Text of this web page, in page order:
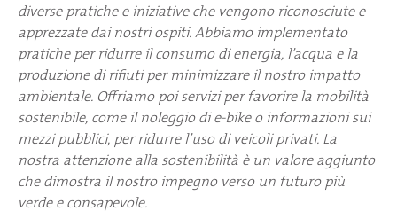
diverse pratiche e iniziative che vengono riconosciute e
apprezzate dai nostri ospiti. Abbiamo implementato
pratiche per ridurre il consumo di energia, l’acqua e la
produzione di rifiuti per minimizzare il nostro impatto
ambientale. Offriamo poi servizi per favorire la mobilità
sostenibile, come il noleggio di e-bike o informazioni sui
mezzi pubblici, per ridurre l’uso di veicoli privati. La
nostra attenzione alla sostenibilità è un valore aggiunto
che dimostra il nostro impegno verso un futuro più
verde e consapevole.